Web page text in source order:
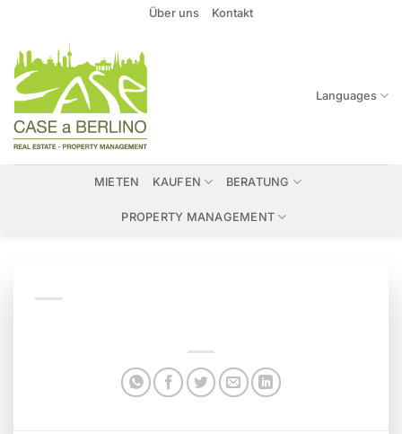
springen
Über uns Kontakt
Languages
MIETEN KAUFEN BERATUNG
PROPERTY MANAGEMENT